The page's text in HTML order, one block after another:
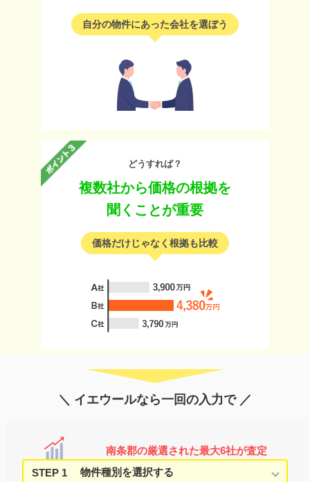
自分の物件にあった会社を選ぼう
どうすれば？
複数社から価格の根拠を
聞くことが重要
価格だけじゃなく根拠も比較
＼ イエウールなら一回の入力で ／
南条郡の厳選された最大6社が査定
STEP 1